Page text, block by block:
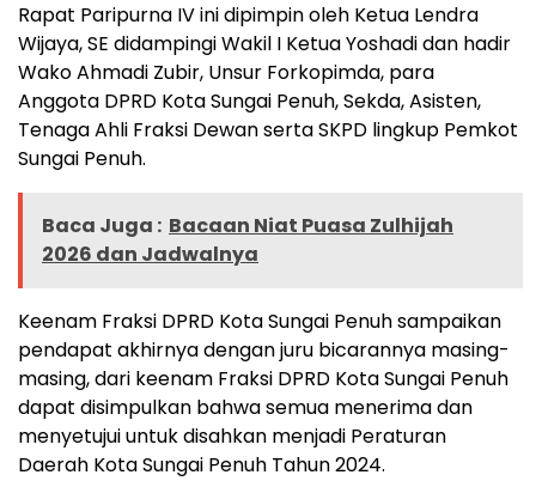
Rapat Paripurna IV ini dipimpin oleh Ketua Lendra
Wijaya, SE didampingi Wakil I Ketua Yoshadi dan hadir
Wako Ahmadi Zubir, Unsur Forkopimda, para
Anggota DPRD Kota Sungai Penuh, Sekda, Asisten,
Tenaga Ahli Fraksi Dewan serta SKPD lingkup Pemkot
Sungai Penuh.
Baca Juga : Bacaan Niat Puasa Zulhijah
2026 dan Jadwalnya
Keenam Fraksi DPRD Kota Sungai Penuh sampaikan
pendapat akhirnya dengan juru bicarannya masing-
masing, dari keenam Fraksi DPRD Kota Sungai Penuh
dapat disimpulkan bahwa semua menerima dan
menyetujui untuk disahkan menjadi Peraturan
Daerah Kota Sungai Penuh Tahun 2024.